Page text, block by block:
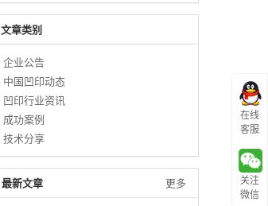
在线
客服
关注
微信
文章类别
企业公告
中国凹印动态
凹印行业资讯
成功案例
技术分享
最新文章 更多